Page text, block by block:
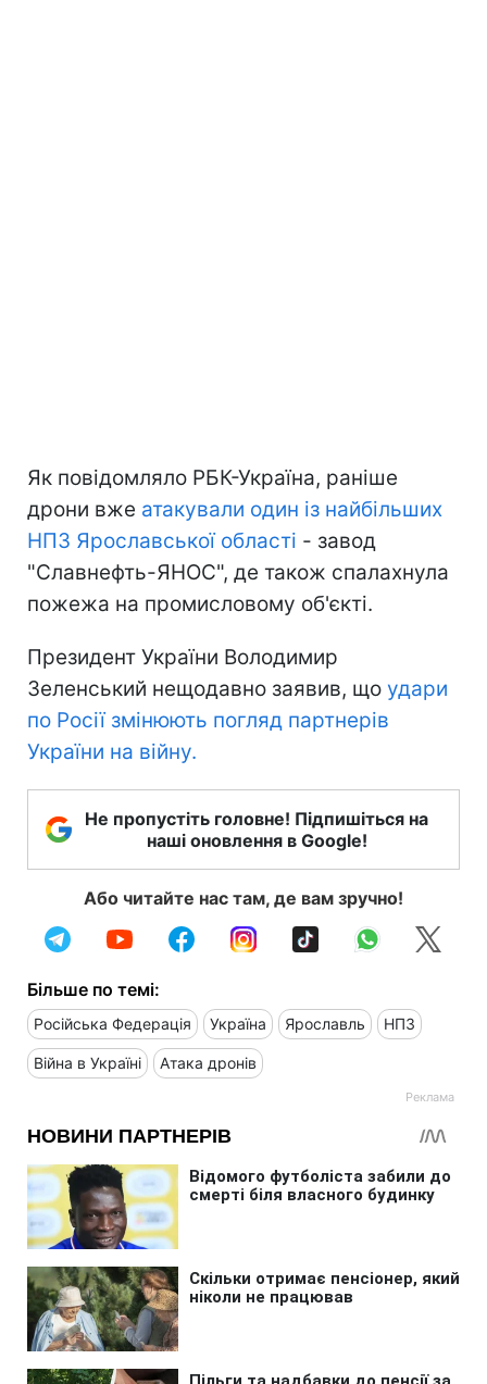
Як повідомляло РБК-Україна, раніше
дрони вже атакували один із найбільших
НПЗ Ярославської області - завод
"Славнефть-ЯНОС", де також спалахнула
пожежа на промисловому об'єкті.
Президент України Володимир
Зеленський нещодавно заявив, що удари
по Росії змінюють погляд партнерів
України на війну.
Не пропустіть головне! Підпишіться на
наші оновлення в Google!
Або читайте нас там, де вам зручно!
Більше по темі:
Російська Федерація Україна Ярославль НПЗ
Війна в Україні Атака дронів